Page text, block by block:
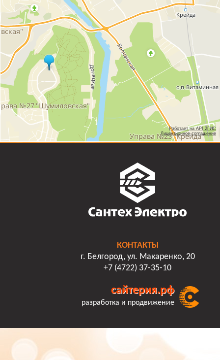
КОНТАКТЫ
г. Белгород, ул. Макаренко, 20
+7 (4722) 37-35-10
сайтерия.рф
разработка и продвижение